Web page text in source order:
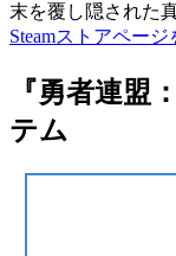
末を覆し隠された
Steamストアページ
『勇者連盟
テム